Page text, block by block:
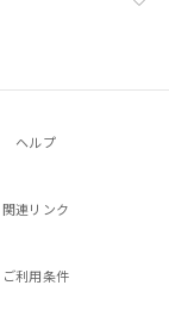
ヘルプ
関連リンク
ご利用条件